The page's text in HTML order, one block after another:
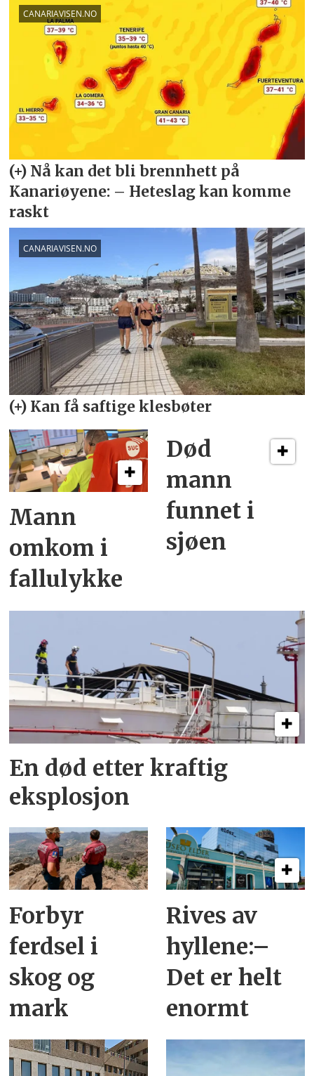
Mann
omkom i
fallulykke
Død
mann
funnet i
sjøen
En død etter kraftig
eksplosjon
Forbyr
ferdsel i
skog og
mark
Rives av
hyllene:–
Det er helt
enormt